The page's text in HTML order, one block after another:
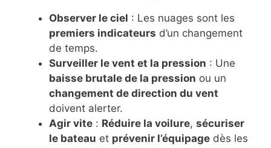
Observer le ciel : Les nuages sont les
premiers indicateurs d’un changement
de temps.
Surveiller le vent et la pression : Une
baisse brutale de la pression ou un
changement de direction du vent
doivent alerter.
Agir vite : Réduire la voilure, sécuriser
le bateau et prévenir l’équipage dès les